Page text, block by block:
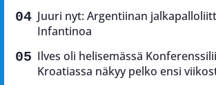
Juuri nyt: Argentiinan
Infantinoa
Ilves oli helisemässä
Kroatiassa näkyy pelko ensi